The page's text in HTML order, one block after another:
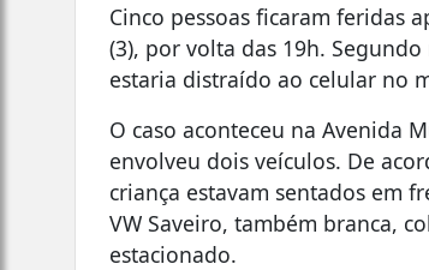
Cinco pessoas ficaram feridas
(3), por volta das 19h.
estaria distraído ao celular no
O caso aconteceu na Avenida
envolveu dois veículos. De
criança estavam sentados em
VW Saveiro, também branca,
estacionado.